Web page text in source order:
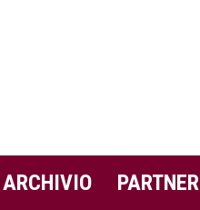
ARCHIVIO PARTNER